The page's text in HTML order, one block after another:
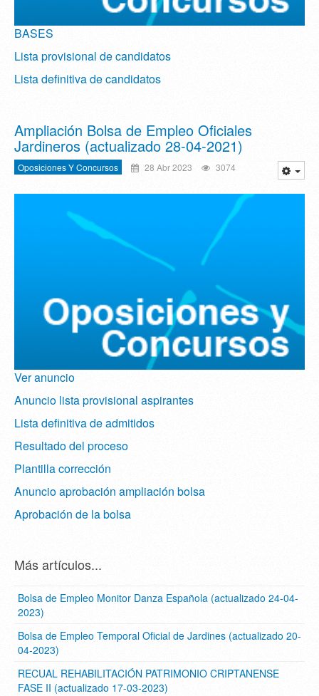
BASES
Lista provisional de candidatos
Lista definitiva de candidatos
Ampliación Bolsa de Empleo Oficiales
Jardineros (actualizado 28-04-2021)
Oposiciones Y Concursos 28 Abr 2023 3074
Ver anuncio
Anuncio lista provisional aspirantes
Lista definitiva de admitidos
Resultado del proceso
Plantilla corrección
Anuncio aprobación ampliación bolsa
Aprobación de la bolsa
Más artículos...
Bolsa de Empleo Monitor Danza Española (actualizado 24-04-
2023)
Bolsa de Empleo Temporal Oficial de Jardines (actualizado 20-
04-2023)
RECUAL REHABILITACIÓN PATRIMONIO CRIPTANENSE
FASE II (actualizado 17-03-2023)